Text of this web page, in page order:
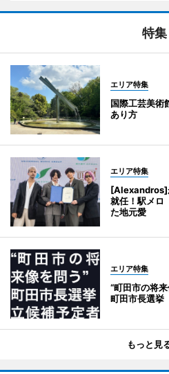
特集
エリア特集
国際工芸美術
あり方
エリア特集
[Alexandros]
就任！駅メロ
た地元愛
エリア特集
“町田市の将
町田市長選挙
もっと見